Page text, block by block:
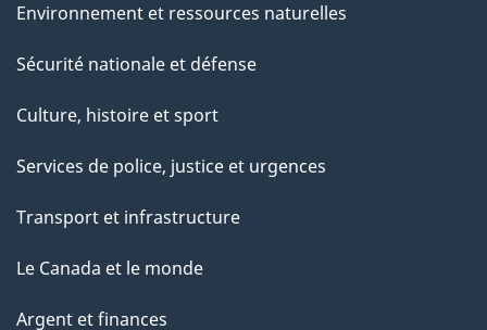
Environnement et ressources naturelles
Sécurité nationale et défense
Culture, histoire et sport
Services de police, justice et urgences
Transport et infrastructure
Le Canada et le monde
Argent et finances